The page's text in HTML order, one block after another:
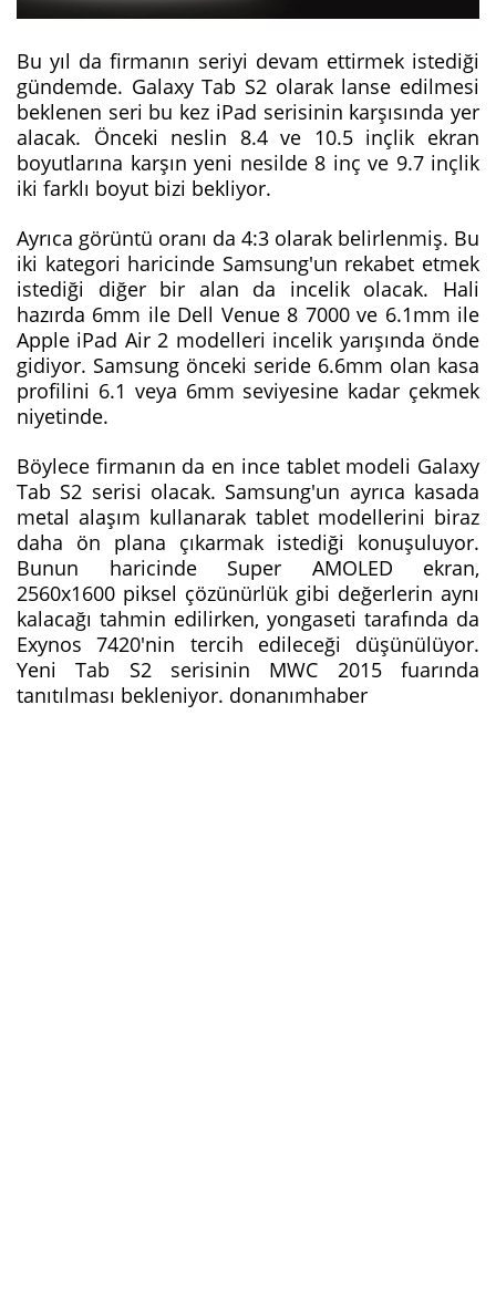
Bu yıl da firmanın seriyi devam ettirmek istediği
gündemde. Galaxy Tab S2 olarak lanse edilmesi
beklenen seri bu kez iPad serisinin karşısında yer
alacak. Önceki neslin 8.4 ve 10.5 inçlik ekran
boyutlarına karşın yeni nesilde 8 inç ve 9.7 inçlik
iki farklı boyut bizi bekliyor.
Ayrıca görüntü oranı da 4:3 olarak belirlenmiş. Bu
iki kategori haricinde Samsung'un rekabet etmek
istediği diğer bir alan da incelik olacak. Hali
hazırda 6mm ile Dell Venue 8 7000 ve 6.1mm ile
Apple iPad Air 2 modelleri incelik yarışında önde
gidiyor. Samsung önceki seride 6.6mm olan kasa
profilini 6.1 veya 6mm seviyesine kadar çekmek
niyetinde.
Böylece firmanın da en ince tablet modeli Galaxy
Tab S2 serisi olacak. Samsung'un ayrıca kasada
metal alaşım kullanarak tablet modellerini biraz
daha ön plana çıkarmak istediği konuşuluyor.
Bunun haricinde Super AMOLED ekran,
2560x1600 piksel çözünürlük gibi değerlerin aynı
kalacağı tahmin edilirken, yongaseti tarafında da
Exynos 7420'nin tercih edileceği düşünülüyor.
Yeni Tab S2 serisinin MWC 2015 fuarında
tanıtılması bekleniyor. donanımhaber